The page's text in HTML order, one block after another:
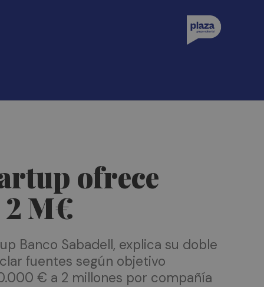
ofrece
M€
Banco Sabadell, explica su doble
fuentes según objetivo
€ a 2 millones por compañía